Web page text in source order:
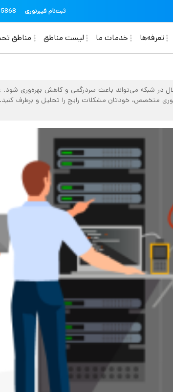
ثبت‌نام فیبرنوری
تعرفه‌ها خدمات ما لیست مناطق مناطق
در شبکه می‌تواند باعث سردرگمی و کاهش بهره‌وری
خودتان مشکلات رایج را تحلیل و برطرف کنید. در